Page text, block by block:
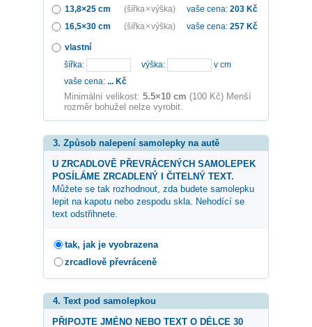
13,8×25 cm
(šířka × výška) vaše cena: 203 Kč
16,5×30 cm
(šířka × výška) vaše cena: 257 Kč
vlastní
šířka:
výška:
v cm
vaše cena: ... Kč
Minimální velikost: 5.5×10 cm (100 Kč) Menší
rozměr bohužel nelze vyrobit.
3. Způsob nalepení samolepky na autě
U ZRCADLOVĚ PŘEVRÁCENÝCH SAMOLEPEK
POSÍLÁME ZRCADLENÝ I ČITELNÝ TEXT.
Můžete se tak rozhodnout, zda budete samolepku
lepit na kapotu nebo zespodu skla. Nehodící se
text odstřihnete.
tak, jak je vyobrazena
zrcadlově převráceně
4. Text pod samolepkou
PŘIPOJTE JMÉNO NEBO TEXT O DÉLCE 30